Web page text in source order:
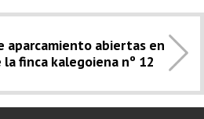
aparcamiento abiertas en
finca kalegoiena nº 12